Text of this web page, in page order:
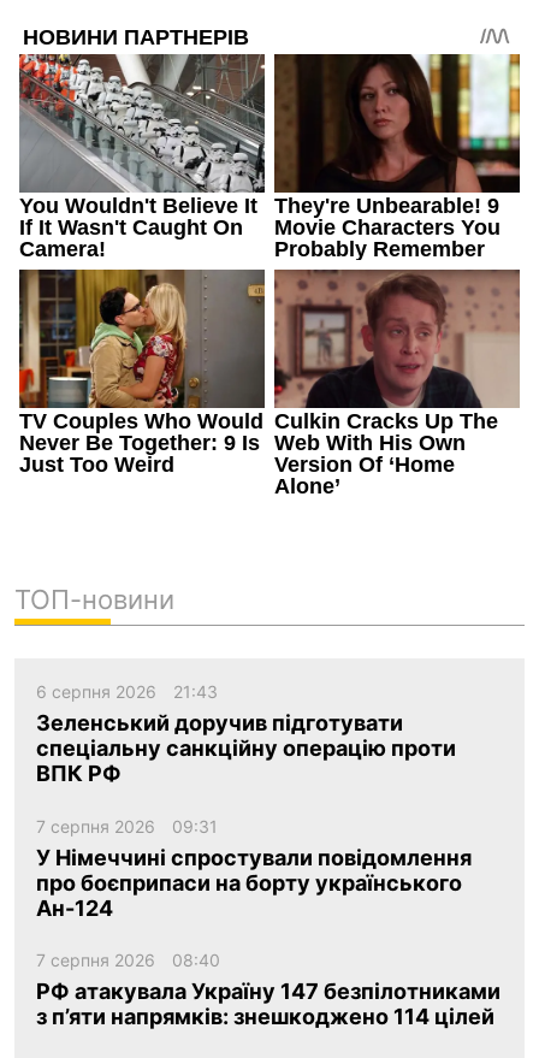
ТОП-новини
6 серпня 2026 21:43
Зеленський доручив підготувати
спеціальну санкційну операцію проти
ВПК РФ
7 серпня 2026 09:31
У Німеччині спростували повідомлення
про боєприпаси на борту українського
Ан-124
7 серпня 2026 08:40
РФ атакувала Україну 147 безпілотниками
з п’яти напрямків: знешкоджено 114 цілей